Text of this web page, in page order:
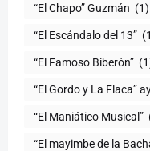
“El Chapo” Guzmán (1)
“El Escándalo del 13”
“El Famoso Biberón”
“El Gordo y La Flaca”
“El Maniático Musical”
“El mayimbe de la